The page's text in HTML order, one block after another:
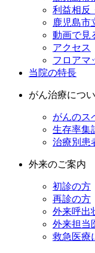
利益相反
鹿児島市
動画で見
アクセス
フロアマ
当院の特長
がん治療につ
がんのス
生存率集
治療別患
外来のご案内
初診の方
再診の方
外来呼出
外来担当
救急医療